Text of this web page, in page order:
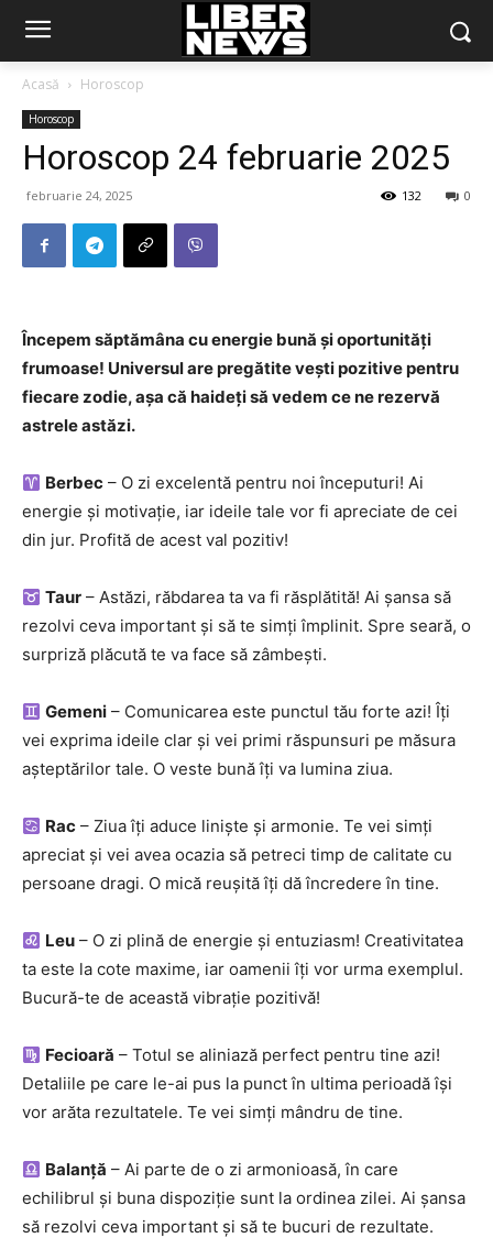
Acasă Horoscop
Horoscop
Horoscop 24 februarie 2025
februarie 24, 2025 0
132
Începem săptămâna cu energie bună și oportunități
frumoase! Universul are pregătite vești pozitive pentru
fiecare zodie, așa că haideți să vedem ce ne rezervă
astrele astăzi.
Berbec – O zi excelentă pentru noi începuturi! Ai
energie și motivație, iar ideile tale vor fi apreciate de cei
din jur. Profită de acest val pozitiv!
Taur – Astăzi, răbdarea ta va fi răsplătită! Ai șansa să
rezolvi ceva important și să te simți împlinit. Spre seară, o
surpriză plăcută te va face să zâmbești.
Gemeni – Comunicarea este punctul tău forte azi! Îți
vei exprima ideile clar și vei primi răspunsuri pe măsura
așteptărilor tale. O veste bună îți va lumina ziua.
Rac – Ziua îți aduce liniște și armonie. Te vei simți
apreciat și vei avea ocazia să petreci timp de calitate cu
persoane dragi. O mică reușită îți dă încredere în tine.
Leu – O zi plină de energie și entuziasm! Creativitatea
ta este la cote maxime, iar oamenii îți vor urma exemplul.
Bucură-te de această vibrație pozitivă!
Fecioară – Totul se aliniază perfect pentru tine azi!
Detaliile pe care le-ai pus la punct în ultima perioadă își
vor arăta rezultatele. Te vei simți mândru de tine.
Balanță – Ai parte de o zi armonioasă, în care
echilibrul și buna dispoziție sunt la ordinea zilei. Ai șansa
să rezolvi ceva important și să te bucuri de rezultate.